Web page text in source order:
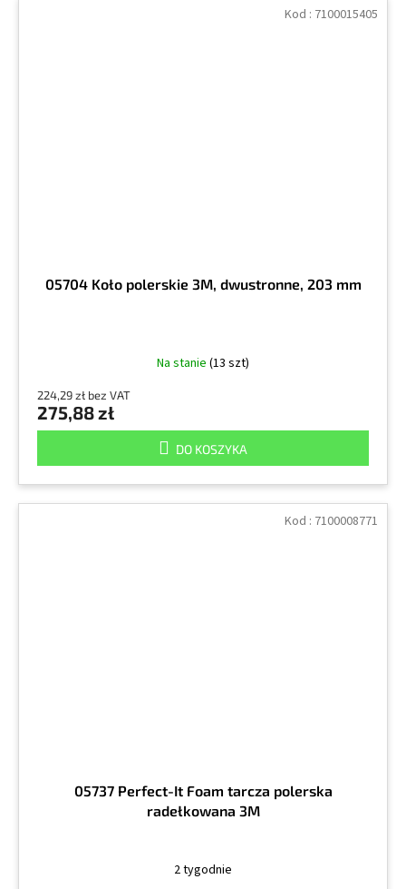
05704 Koło polerskie 3M, dwustronne, 203 mm
Na stanie (13 szt)
224,29 zł bez VAT
275,88 zł
DO KOSZYKA
Kod : 7100015405
05737 Perfect-It Foam tarcza polerska
radełkowana 3M
2 tygodnie
Kod : 7100008771